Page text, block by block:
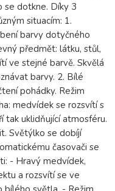
se dotkne. Díky 3
situacím: 1.
barvy dotyčného
předmět: látku, stůl,
ve stejné barvě. Skvělá
barvy. 2. Bílé
pohádky. Režim
medvídek se rozsvítí s
tak uklidňující atmosféru.
Světýlko se dobíjí
časovači se
- Hravý medvídek,
a rozsvítí se ve